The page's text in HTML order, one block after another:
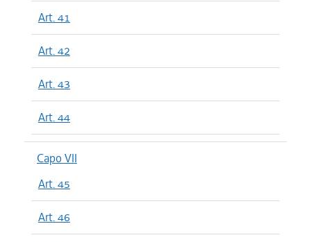
Art. 41
Art. 42
Art. 43
Art. 44
Capo VII
Art. 45
Art. 46